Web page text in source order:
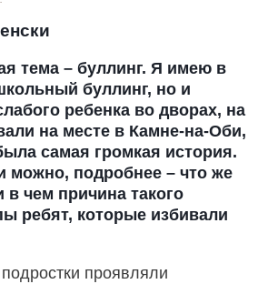
тема – буллинг. Я имею в
буллинг, но и
ребенка во дворах, на
на месте в Камне-на-Оби,
самая громкая история.
можно, подробнее – что же
чем причина такого
ребят, которые избивали
проявляли